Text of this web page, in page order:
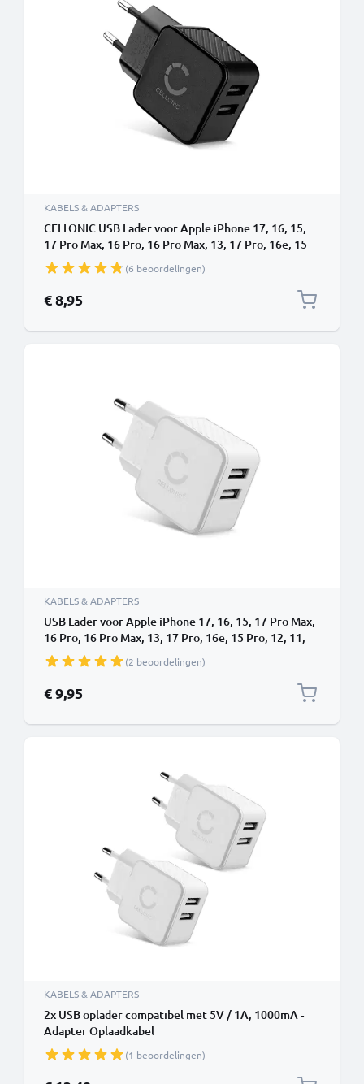
KABELS & ADAPTERS
CELLONIC USB Lader voor Apple iPhone 17, 16, 15,
17 Pro Max, 16 Pro, 16 Pro Max, 13, 17 Pro, 16e, 15
Pro, 12, 11, 13 Pro, AirPods Pro Samsung Galaxy S24,
S25 Ultra, S25, S24 Ultra Google Pixel 9 met 17W -
3.4A, USB snellader USB oplader USB oplaadstation
(6 beoordelingen)
€ 8,95
KABELS & ADAPTERS
USB Lader voor Apple iPhone 17, 16, 15, 17 Pro Max,
16 Pro, 16 Pro Max, 13, 17 Pro, 16e, 15 Pro, 12, 11,
13 Pro, AirPods Pro Samsung Galaxy S24, S25 Ultra,
S25, S24 Ultra Google Pixel 9 met 17W - 3.4A, USB
snellader USB oplader USB oplaadstation
(2 beoordelingen)
€ 9,95
KABELS & ADAPTERS
2x USB oplader compatibel met 5V / 1A, 1000mA -
Adapter Oplaadkabel
(1 beoordelingen)